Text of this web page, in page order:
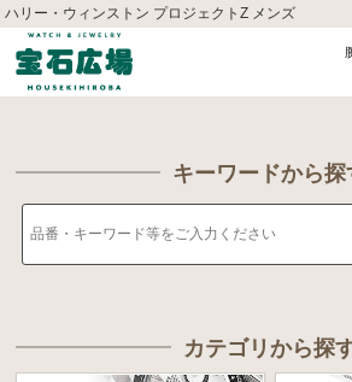
ハリー・ウィンストン プロジェクトZ メンズ
キーワードから探
カテゴリから探